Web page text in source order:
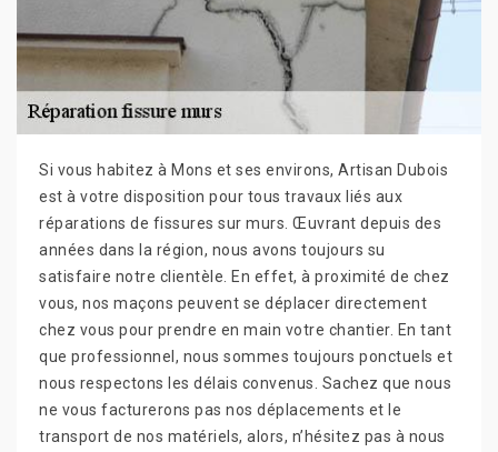
Si vous habitez à Mons et ses environs, Artisan Dubois
est à votre disposition pour tous travaux liés aux
réparations de fissures sur murs. Œuvrant depuis des
années dans la région, nous avons toujours su
satisfaire notre clientèle. En effet, à proximité de chez
vous, nos maçons peuvent se déplacer directement
chez vous pour prendre en main votre chantier. En tant
que professionnel, nous sommes toujours ponctuels et
nous respectons les délais convenus. Sachez que nous
ne vous facturerons pas nos déplacements et le
transport de nos matériels, alors, n’hésitez pas à nous